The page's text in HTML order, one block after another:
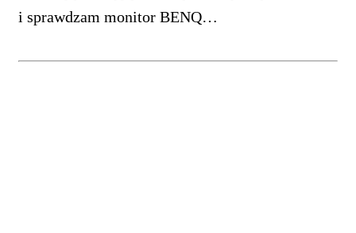
i sprawdzam monitor BENQ…